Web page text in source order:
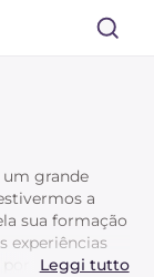
grande
a
sua formação
experiências
se tornar a
Leggi tutto